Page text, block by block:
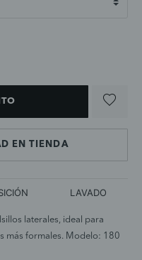
EN TIENDA
LAVADO
laterales, ideal para
más formales. Modelo: 180